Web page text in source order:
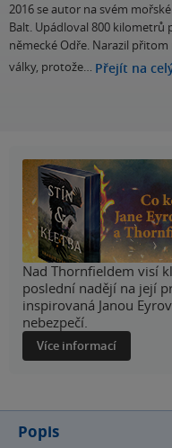
2016 se autor na svém
Balt. Upádloval 800 kilometrů
německé Odře. Narazil
války, protože… Přejít na
Nad Thornfieldem visí
poslední nadějí na její
inspirovaná Janou
nebezpečí.
Více informací
Popis